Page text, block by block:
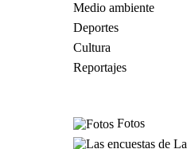
Medio ambiente
Deportes
Cultura
Reportajes
Fotos